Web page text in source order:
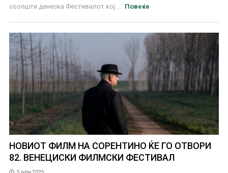
соопшти денеска Фестивалот кој ...
Повеќе
НОВИОТ ФИЛМ НА СОРЕНТИНО ЌЕ ГО ОТВОРИ
82. ВЕНЕЦИСКИ ФИЛМСКИ ФЕСТИВАЛ